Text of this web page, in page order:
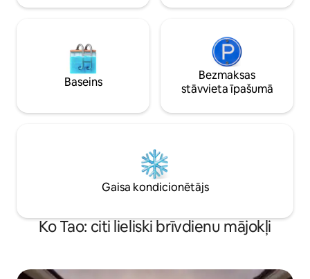
Baseins
Bezmaksas
stāvvieta īpašumā
Gaisa kondicionētājs
Ko Tao: citi lieliski brīvdienu mājokļi